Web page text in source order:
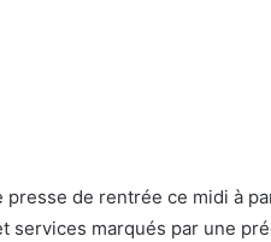
de rentrée ce midi à
services marqués par une